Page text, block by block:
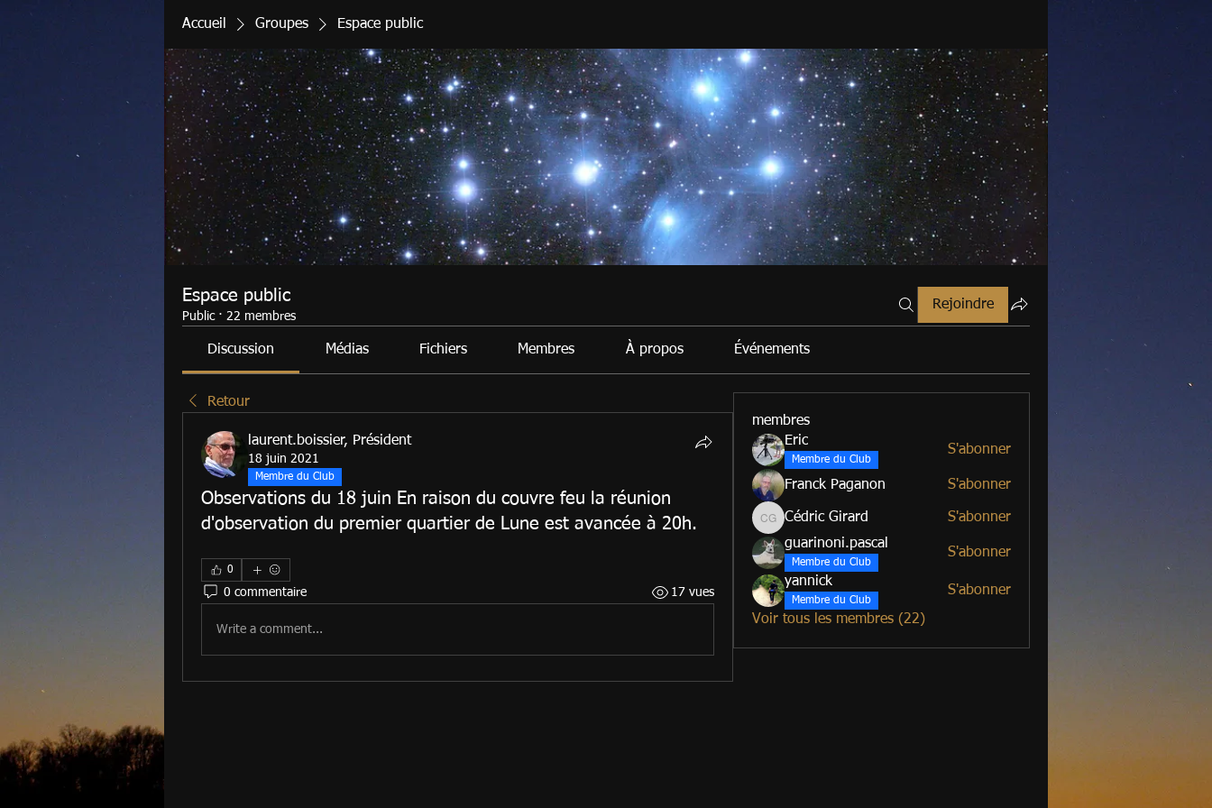
Accueil Groupes Espace public
Espace public
Public · 22 membres
Rejoindre
Discussion Médias Fichiers Membres À propos Événements
Retour
laurent.boissier, Président
18 juin 2021
Membre du Club
Observations du 18 juin En raison du couvre feu la réunion
d'observation du premier quartier de Lune est avancée à 20h.
0
0 commentaire 17 vues
Write a comment...
membres
Eric
Membre du Club
S'abonner
Franck Paganon S'abonner
Cédric Girard
Cédric Girard
S'abonner
guarinoni.pascal
Membre du Club
S'abonner
yannick
Membre du Club
S'abonner
Voir tous les membres (22)